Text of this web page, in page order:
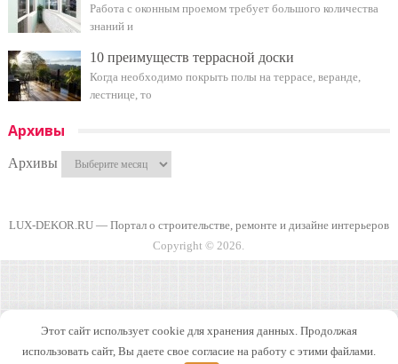
Работа с оконным проемом требует большого количества
знаний и
10 преимуществ террасной доски
Когда необходимо покрыть полы на террасе, веранде,
лестнице, то
Архивы
Архивы
LUX-DEKOR.RU — Портал о строительстве, ремонте и дизайне интерьеров
Copyright © 2026.
Этот сайт использует cookie для хранения данных. Продолжая
использовать сайт, Вы даете свое согласие на работу с этими файлами.